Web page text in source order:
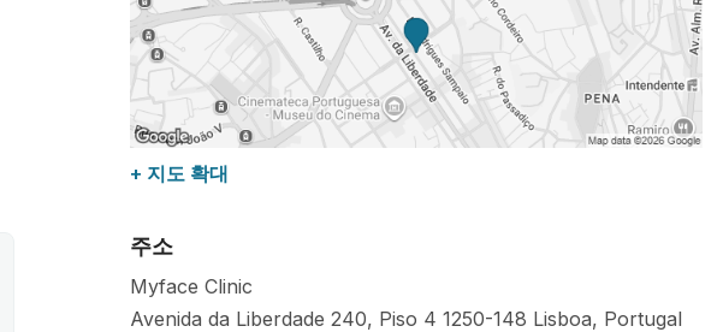
+ 지도 확대
주소
Myface Clinic
Avenida da Liberdade 240, Piso 4 1250-148 Lisboa, Portugal